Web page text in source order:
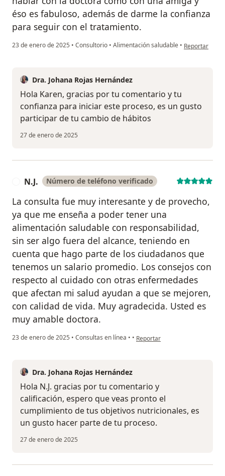
éso es fabuloso, además de darme la confianza
para seguir con el tratamiento.
23 de enero de 2025 • Consultorio • Alimentación saludable • en opinión
Reportar
Dra. Johana Rojas Hernández
Hola Karen, gracias por tu comentario y tu
confianza para iniciar este proceso, es un gusto
participar de tu cambio de hábitos
27 de enero de 2025
N.J. Número de teléfono verificado
La consulta fue muy interesante y de provecho,
ya que me enseña a poder tener una
alimentación saludable con responsabilidad,
sin ser algo fuera del alcance, teniendo en
cuenta que hago parte de los ciudadanos que
tenemos un salario promedio. Los consejos con
respecto al cuidado con otras enfermedades
que afectan mi salud ayudan a que se mejoren,
con calidad de vida. Muy agradecida. Usted es
muy amable doctora.
23 de enero de 2025 • Consultas en línea • • en opinión del usuario N.J.
Reportar
Dra. Johana Rojas Hernández
Hola N.J. gracias por tu comentario y
calificación, espero que veas pronto el
cumplimiento de tus objetivos nutricionales, es
un gusto hacer parte de tu proceso.
27 de enero de 2025